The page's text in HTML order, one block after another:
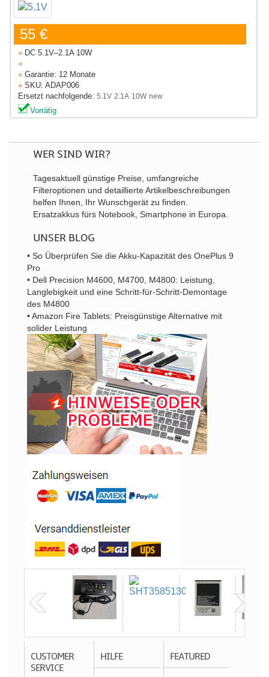
55 €
» DC 5.1V--2.1A 10W
»
» Garantie: 12 Monate
» SKU: ADAP006
Ersetzt nachfolgende:5.1V 2.1A 10W new
Vorrätig
WER SIND WIR?
Tagesaktuell günstige Preise, umfangreiche
Filteroptionen und detaillierte Artikelbeschreibungen
helfen Ihnen, Ihr Wunschgerät zu finden.
Ersatzakkus fürs Notebook, Smartphone in Europa.
UNSER BLOG
• So Überprüfen Sie die Akku-Kapazität des OnePlus 9
Pro
• Dell Precision M4600, M4700, M4800: Leistung,
Langlebigkeit und eine Schritt-für-Schritt-Demontage
des M4800
• Amazon Fire Tablets: Preisgünstige Alternative mit
solider Leistung
CUSTOMER
SERVICE
HILFE FEATURED